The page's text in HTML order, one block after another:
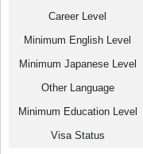
Career Level
Minimum English Level
Minimum Japanese Level
Other Language
Minimum Education Level
Visa Status